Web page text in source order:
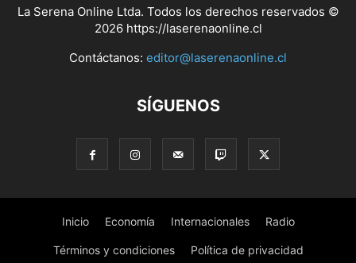
La Serena Online Ltda. Todos los derechos reservados ©
2026 https://laserenaonline.cl
Contáctanos: editor@laserenaonline.cl
SÍGUENOS
Inicio Economía Internacionales Radio
Términos y condiciones Política de privacidad